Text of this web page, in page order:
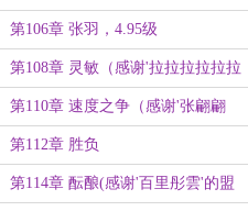
第106章 张羽，4.95级
第108章 灵敏（感谢'拉拉拉拉拉拉
拉拉拉伸'盟主）
第110章 速度之争（感谢'张翩翩
喵'伊芙的盟主）
第112章 胜负
第114章 酝酿(感谢'百里彤雲'的盟